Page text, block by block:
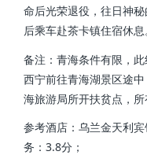
命后光荣退役，往日神
后乘车赴茶卡镇住宿休息
备注：青海条件有限，
西宁前往青海湖景区途
海旅游局所开扶贫点，所
参考酒店：乌兰金天利
务：3.8分；